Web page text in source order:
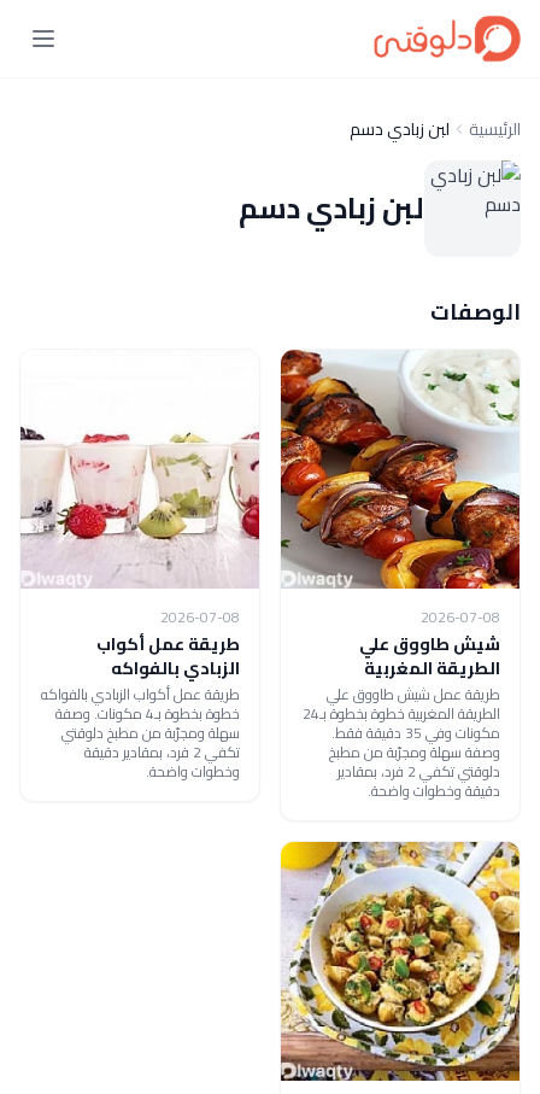
الرئيسية لبن زبادي دسم
لبن زبادي دسم
الوصفات
2026-07-08
شيش طاووق علي
الطريقة المغربية
طريقة عمل شيش طاووق علي
الطريقة المغربية خطوة بخطوة بـ24
مكونات وفي 35 دقيقة فقط.
وصفة سهلة ومجرّبة من مطبخ
دلوقتي تكفي 2 فرد، بمقادير
دقيقة وخطوات واضحة.
2026-07-08
طريقة عمل أكواب
الزبادي بالفواكه
طريقة عمل أكواب الزبادي بالفواكه
خطوة بخطوة بـ4 مكونات. وصفة
سهلة ومجرّبة من مطبخ دلوقتي
تكفي 2 فرد، بمقادير دقيقة
وخطوات واضحة.